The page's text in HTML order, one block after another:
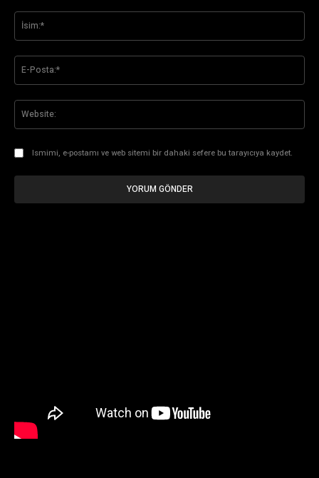
Ismimi, e-postamı ve web sitemi bir dahaki sefere bu tarayıcıya kaydet.